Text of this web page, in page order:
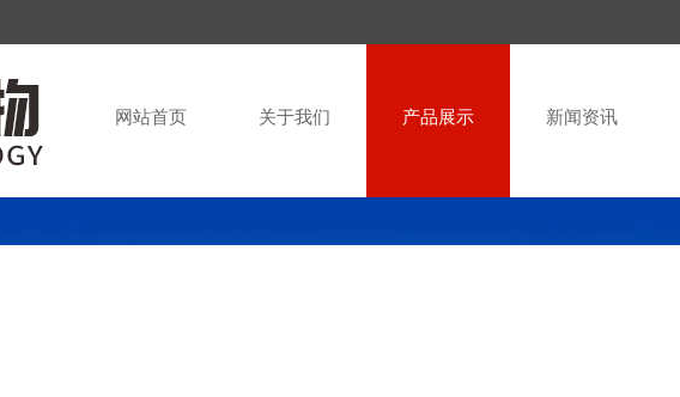
网站首页 关于我们 产品展示 新闻资讯